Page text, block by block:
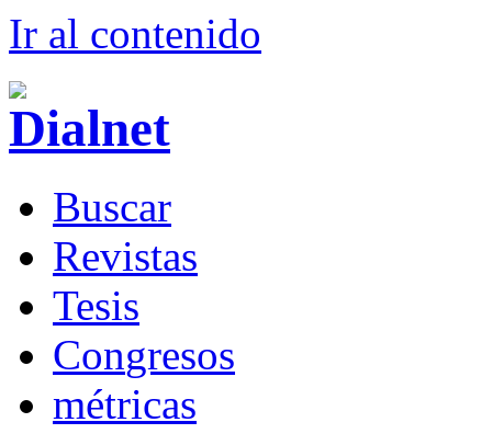
Ir al contenido
Buscar
Revistas
Tesis
Congresos
métricas